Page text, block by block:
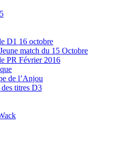
D1 16 octobre
match du 15 Octobre
PR Février 2016
de l’Anjou
titres D3